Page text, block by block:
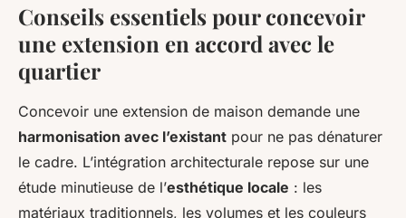
Conseils essentiels pour concevoir
une extension en accord avec le
quartier
Concevoir une extension de maison demande une
harmonisation avec l’existant pour ne pas dénaturer
le cadre. L’intégration architecturale repose sur une
étude minutieuse de l’esthétique locale : les
matériaux traditionnels, les volumes et les couleurs